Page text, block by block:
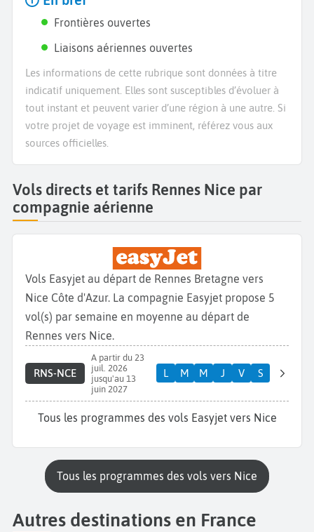
Frontières ouvertes
Liaisons aériennes ouvertes
Les informations de cette rubrique sont données à titre
indicatif uniquement. Elles sont susceptibles d’évoluer à
tout instant et peuvent varier d’une région à une autre. Si
votre projet de voyage est imminent, référez vous aux
sources officielles.
Vols directs et tarifs Rennes Nice par
compagnie aérienne
Vols Easyjet au départ de Rennes Bretagne vers
Nice Côte d'Azur. La compagnie Easyjet propose 5
vol(s) par semaine en moyenne au départ de
Rennes vers Nice.
RNS-NCE
A partir du 23
juil. 2026
jusqu'au 13
juin 2027
L M M J V S
Tous les programmes des vols Easyjet vers Nice
Tous les programmes des vols vers Nice
Autres destinations en France